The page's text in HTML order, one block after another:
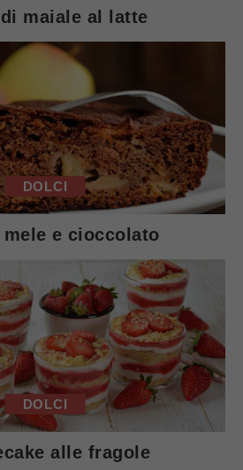
maiale al latte
DOLCI
e cioccolato
DOLCI
alle fragole